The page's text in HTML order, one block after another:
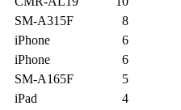
SM-A315F
8
iPhone
6
iPhone
6
SM-A165F
5
iPad
4